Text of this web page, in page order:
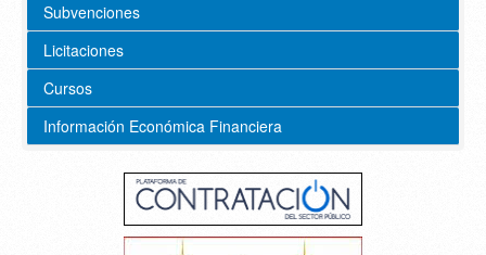
Subvenciones
Licitaciones
Cursos
Información Económica Financiera